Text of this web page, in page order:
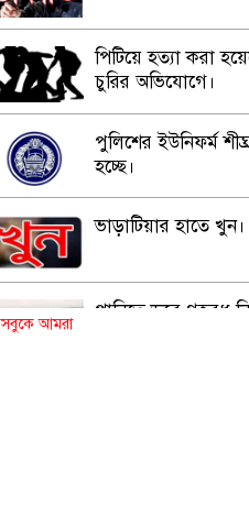
পিটিয়ে হত্যা করা
চুরির অভিযোগে।
পুলিশের ইউনিফর্ম
হচ্ছে।
ভাড়াটিয়ার হাতে খুন।
পানিতে ডুবে গৃহবধূ
আমরা